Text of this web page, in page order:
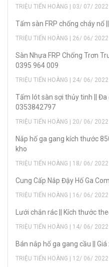
TRIỆU TIẾN HOÀNG | 03/ 07/ 2022
Tấm sàn FRP chống cháy nổ
TRIỆU TIẾN HOÀNG | 26/ 06/ 2022
Sàn Nhựa FRP Chống Trơn
0395 964 009
TRIỆU TIẾN HOÀNG | 24/ 06/ 2022
Tấm lót sàn sợi thủy tinh || Đa
0353842797
TRIỆU TIẾN HOÀNG | 20/ 06/ 2022
Nắp hố ga gang kích thước
kho
TRIỆU TIẾN HOÀNG | 18/ 06/ 2022
Cung Cấp Nắp Đậy Hố Ga
TRIỆU TIẾN HOÀNG | 16/ 06/ 2022
Lưới chắn rác || Kích thước
TRIỆU TIẾN HOÀNG | 14/ 06/ 2022
Bán nắp hố ga gang cầu ||
TRIỆU TIẾN HOÀNG | 12/ 06/ 2022